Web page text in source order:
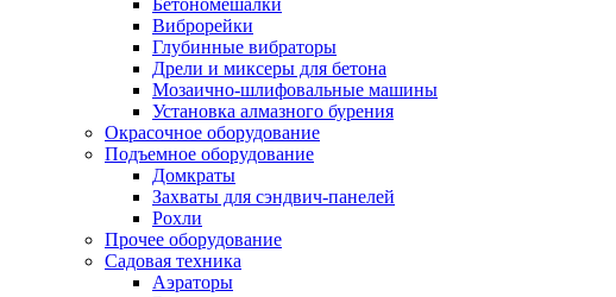
Бетономешалки
Виброрейки
Глубинные вибраторы
Дрели и миксеры для бетона
Мозаично-шлифовальные машины
Установка алмазного бурения
Окрасочное оборудование
Подъемное оборудование
Домкраты
Захваты для сэндвич-панелей
Рохли
Прочее оборудование
Садовая техника
Аэраторы